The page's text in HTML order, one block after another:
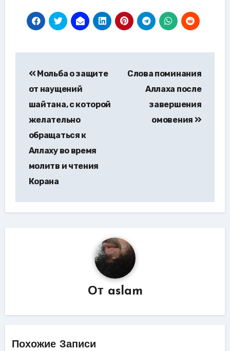
по
записям
Мольба о защите
от наущений
шайтана, с которой
желательно
обращаться к
Аллаху во время
молитв и чтения
Корана
Слова поминания
Аллаха после
завершения
омовения
От aslam
Похожие Записи